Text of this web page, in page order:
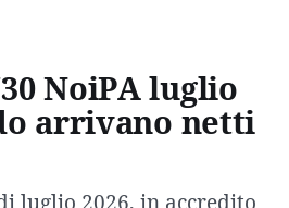
NoiPA luglio
arrivano netti